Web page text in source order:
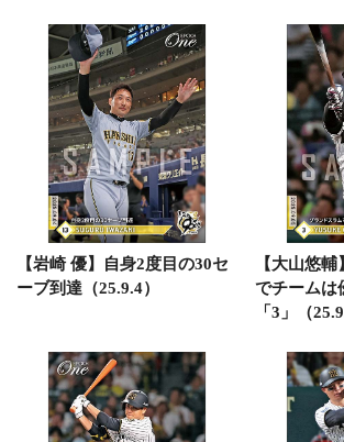
【岩崎 優】自身2度目の30セ
ーブ到達（25.9.4）
【大山悠
でチームは
「3」（